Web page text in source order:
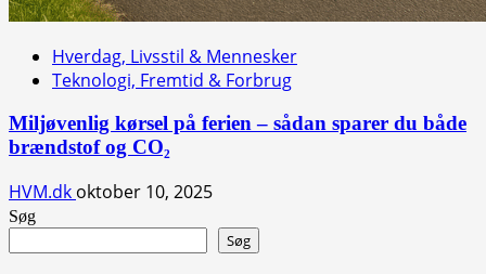
Hverdag, Livsstil & Mennesker
Teknologi, Fremtid & Forbrug
Miljøvenlig kørsel på ferien – sådan sparer du både
brændstof og CO₂
HVM.dk oktober 10, 2025
Søg
Søg